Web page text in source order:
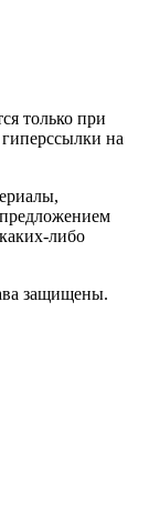
только при
на
либо
защищены.